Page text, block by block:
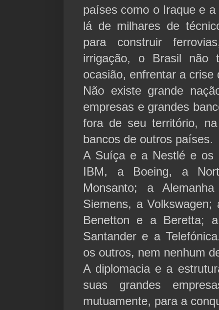
países como o Iraque e
lá de milhares de
para construir
irrigação, o Brasil não
ocasião, enfrentar a crise
Não existe grande
empresas e grandes
fora de seu território,
bancos de outros países.
A Suíça e a Nestlé e os
IBM, a Boeing, a
Monsanto; a
Siemens, a
Benetton e a Beretta;
Santander e a
os outros, nem nenhum
A diplomacia e a
suas grandes
mutuamente, para a